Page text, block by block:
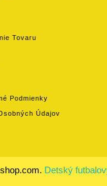
Tovaru
Podmienky
Údajov
Detský